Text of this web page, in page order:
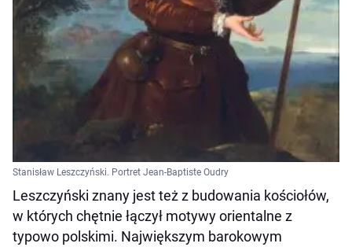
Stanisław Leszczyński. Portret Jean-Baptiste Oudry
Leszczyński znany jest też z budowania kościołów,
w których chętnie łączył motywy orientalne z
typowo polskimi. Największym barokowym